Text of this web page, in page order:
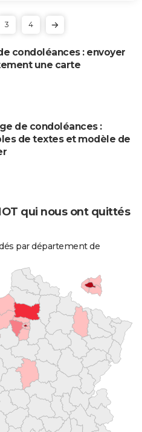
3 4
condoléances : envoyer
une carte
de condoléances :
de textes et modèle de
qui nous ont quittés
par département de